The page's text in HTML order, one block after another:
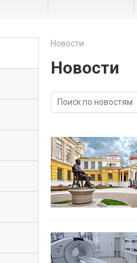
Новости
Новости